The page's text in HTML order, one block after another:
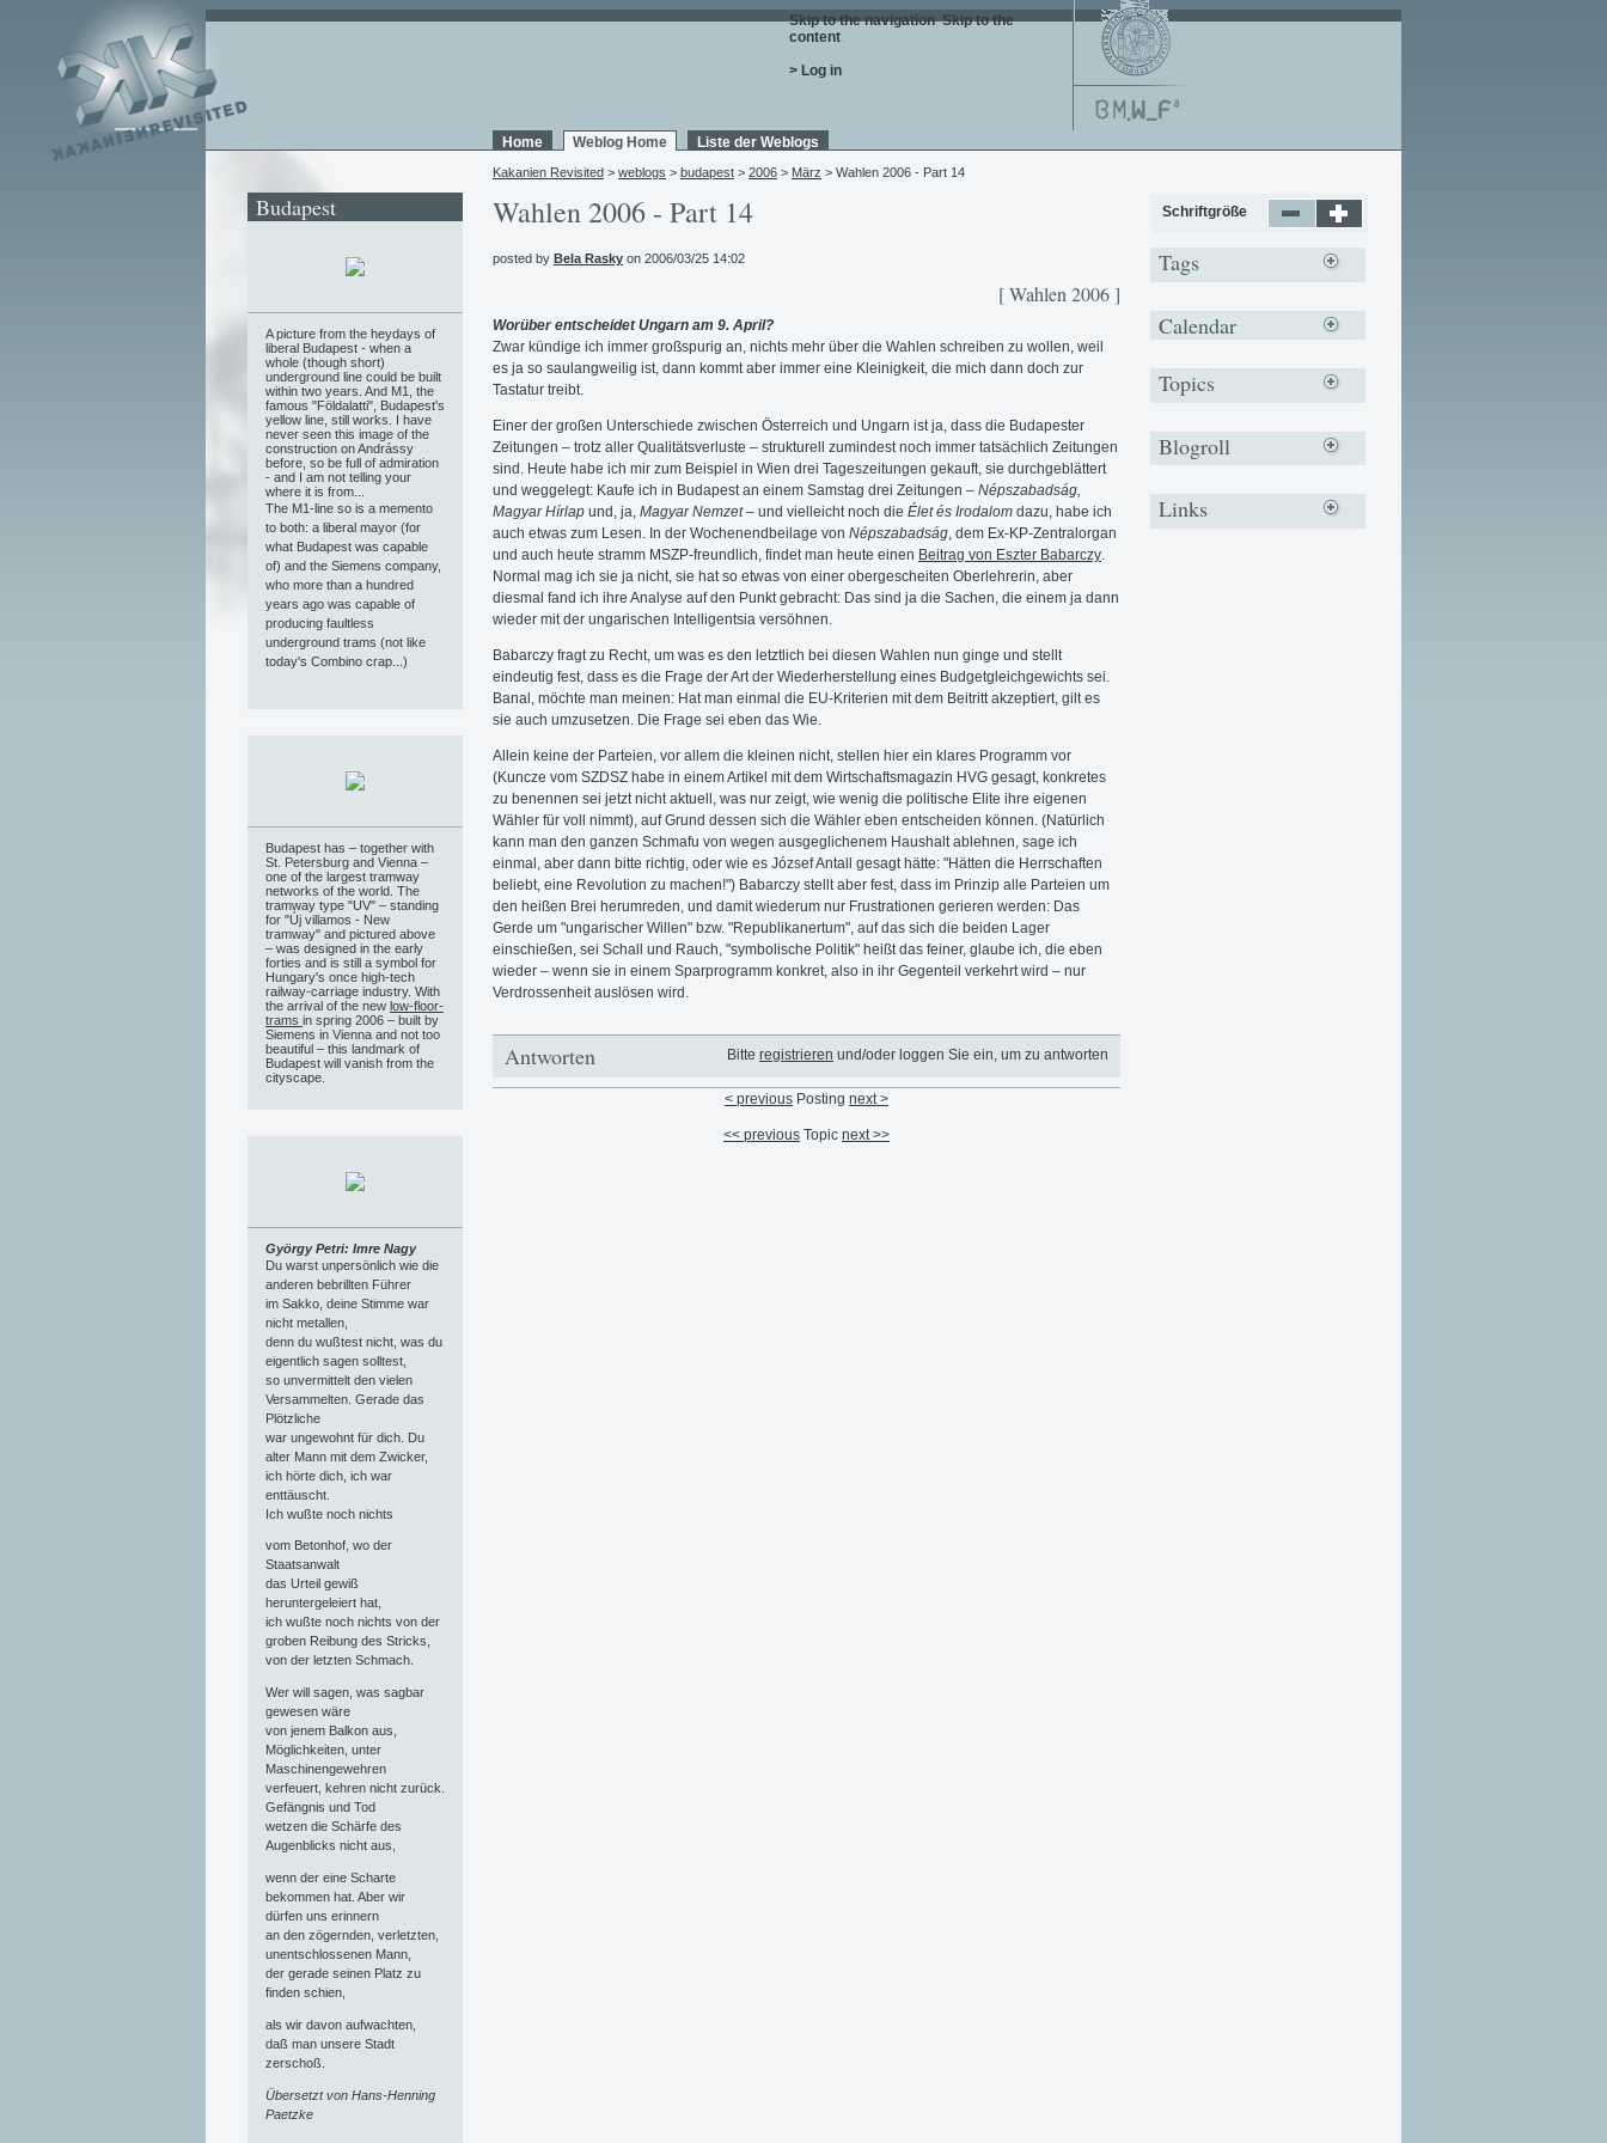
Skip to the navigation. Skip to the
content.
> Log in
Home Weblog Home Liste der Weblogs
Kakanien Revisited > weblogs > budapest > 2006 > März > Wahlen 2006 - Part 14
Wahlen 2006 - Part 14
posted by Bela Rasky on 2006/03/25 14:02
[ Wahlen 2006 ]
Worüber entscheidet Ungarn am 9. April?
Zwar kündige ich immer großspurig an, nichts mehr über die Wahlen schreiben zu wollen, weil
es ja so saulangweilig ist, dann kommt aber immer eine Kleinigkeit, die mich dann doch zur
Tastatur treibt.
Einer der großen Unterschiede zwischen Österreich und Ungarn ist ja, dass die Budapester
Zeitungen – trotz aller Qualitätsverluste – strukturell zumindest noch immer tatsächlich Zeitungen
sind. Heute habe ich mir zum Beispiel in Wien drei Tageszeitungen gekauft, sie durchgeblättert
und weggelegt: Kaufe ich in Budapest an einem Samstag drei Zeitungen – Népszabadság,
Magyar Hírlap und, ja, Magyar Nemzet– und vielleicht noch die Élet és Irodalom dazu, habe ich
auch etwas zum Lesen. In der Wochenendbeilage von Népszabadság , dem Ex-KP-Zentralorgan
und auch heute stramm MSZP-freundlich, findet man heute einen Beitrag von Eszter Babarczy
Normal mag ich sie ja nicht, sie hat so etwas von einer obergescheiten Oberlehrerin, aber
diesmal fand ich ihre Analyse auf den Punkt gebracht: Das sind ja die Sachen, die einem ja dann
wieder mit der ungarischen Intelligentsia versöhnen.
Babarczy fragt zu Recht, um was es den letztlich bei diesen Wahlen nun ginge und stellt
eindeutig fest, dass es die Frage der Art der Wiederherstellung eines Budgetgleichgewichts sei.
Banal, möchte man meinen: Hat man einmal die EU-Kriterien mit dem Beitritt akzeptiert, gilt es
sie auch umzusetzen. Die Frage sei eben das Wie.
Allein keine der Parteien, vor allem die kleinen nicht, stellen hier ein klares Programm vor
(Kuncze vom SZDSZ habe in einem Artikel mit dem Wirtschaftsmagazin HVG gesagt, konkretes
zu benennen sei jetzt nicht aktuell, was nur zeigt, wie wenig die politische Elite ihre eigenen
Wähler für voll nimmt), auf Grund dessen sich die Wähler eben entscheiden können. (Natürlich
kann man den ganzen Schmafu von wegen ausgeglichenem Haushalt ablehnen, sage ich
einmal, aber dann bitte richtig, oder wie es József Antall gesagt hätte: "Hätten die Herrschaften
beliebt, eine Revolution zu machen!") Babarczy stellt aber fest, dass im Prinzip alle Parteien um
den heißen Brei herumreden, und damit wiederum nur Frustrationen gerieren werden: Das
Gerde um "ungarischer Willen" bzw. "Republikanertum", auf das sich die beiden Lager
einschießen, sei Schall und Rauch, "symbolische Politik" heißt das feiner, glaube ich, die eben
wieder – wenn sie in einem Sparprogramm konkret, also in ihr Gegenteil verkehrt wird – nur
Verdrossenheit auslösen wird.
Bitte registrieren und/oder loggen Sie ein, um zu antworten
Antworten
< previous Posting next >
<< previous Topic next >>
Budapest
A picture from the heydays of
liberal Budapest - when a
whole (though short)
underground line could be built
within two years. And M1, the
famous "Földalatti", Budapest's
yellow line, still works. I have
never seen this image of the
construction on Andrássy
before, so be full of admiration
- and I am not telling your
where it is from...
The M1-line so is a memento
to both: a liberal mayor (for
what Budapest was capable
of) and the Siemens company,
who more than a hundred
years ago was capable of
producing faultless
underground trams (not like
today's Combino crap...)
Budapest has – together with
St. Petersburg and Vienna –
one of the largest tramway
networks of the world. The
tramway type "UV" – standing
for "Új villamos - New
tramway" and pictured above
– was designed in the early
forties and is still a symbol for
Hungary's once high-tech
railway-carriage industry. With
the arrival of the new low-floor-
trams in spring 2006 – built by
Siemens in Vienna and not too
beautiful – this landmark of
Budapest will vanish from the
cityscape.
György Petri: Imre Nagy
Du warst unpersönlich wie die
anderen bebrillten Führer
im Sakko, deine Stimme war
nicht metallen,
denn du wußtest nicht, was du
eigentlich sagen solltest,
so unvermittelt den vielen
Versammelten. Gerade das
Plötzliche
war ungewohnt für dich. Du
alter Mann mit dem Zwicker,
ich hörte dich, ich war
enttäuscht.
Ich wußte noch nichts
vom Betonhof, wo der
Staatsanwalt
das Urteil gewiß
heruntergeleiert hat,
ich wußte noch nichts von der
groben Reibung des Stricks,
von der letzten Schmach.
Wer will sagen, was sagbar
gewesen wäre
von jenem Balkon aus,
Möglichkeiten, unter
Maschinengewehren
verfeuert, kehren nicht zurück.
Gefängnis und Tod
wetzen die Schärfe des
Augenblicks nicht aus,
wenn der eine Scharte
bekommen hat. Aber wir
dürfen uns erinnern
an den zögernden, verletzten,
unentschlossenen Mann,
der gerade seinen Platz zu
finden schien,
als wir davon aufwachten,
daß man unsere Stadt
zerschoß.
Übersetzt von Hans-Henning
Paetzke
Schriftgröße
Tags
Calendar
Topics
Blogroll
Links